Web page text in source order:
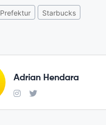
Prefektur Starbucks
Adrian Hendara